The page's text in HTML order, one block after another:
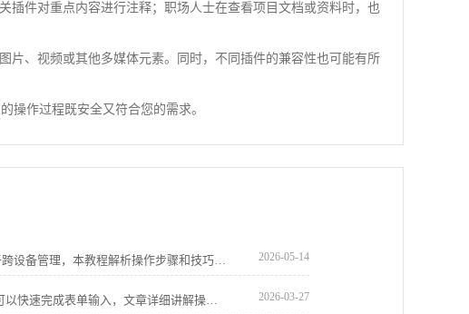
插件对重点内容进行注释；职场人士在查看项目文档或资料时，也
片、视频或其他多媒体元素。同时，不同插件的兼容性也可能有所
操作过程既安全又符合您的需求。
谷歌浏览器书签同步功能便于跨设备管理，本教程解析操作步骤和技巧，帮助用户快速同步收藏，提高使用便捷性。 2026-05-14
Chrome浏览器自动填表功能可以快速完成表单输入，文章详细讲解操作方法和实用技巧，帮助用户高效填写表单，提高办公效率。 2026-03-27